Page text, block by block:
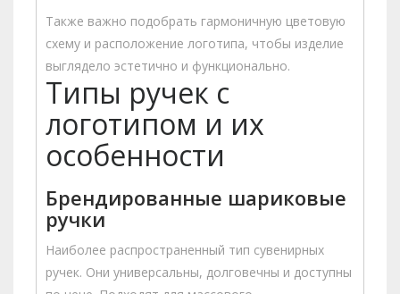
Также важно подобрать гармоничную цветовую
схему и расположение логотипа, чтобы изделие
выглядело эстетично и функционально.
Типы ручек с
логотипом и их
особенности
Брендированные шариковые
ручки
Наиболее распространенный тип сувенирных
ручек. Они универсальны, долговечны и доступны